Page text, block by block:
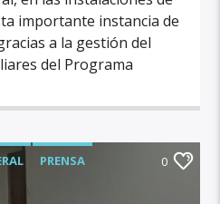
importante instancia de
a la gestión del
del Programa
PRENSA 0